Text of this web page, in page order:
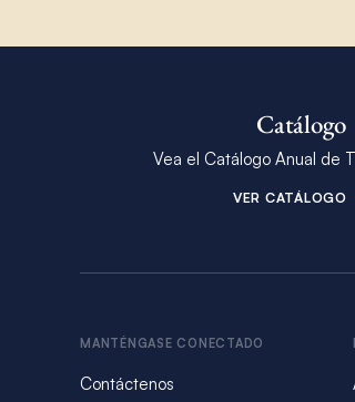
Catálogo
Vea el Catálogo Anual de
VER CATÁLOGO
MANTÉNGASE CONECTADO
Contáctenos